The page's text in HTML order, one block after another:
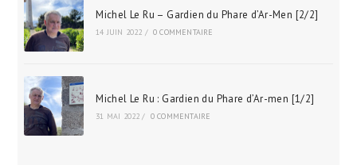
Michel Le Ru – Gardien du Phare d’Ar-Men [2/2]
14 JUIN 2022 / 0 COMMENTAIRE
Michel Le Ru : Gardien du Phare d’Ar-men [1/2]
31 MAI 2022 / 0 COMMENTAIRE